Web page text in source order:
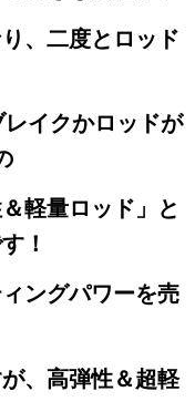
、二度とロッド
イクかロッドが
軽量ロッド」と
！
ングパワーを売
、高弾性＆超軽